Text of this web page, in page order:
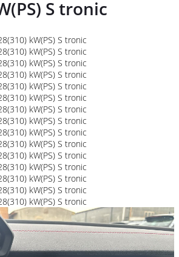
S tronic